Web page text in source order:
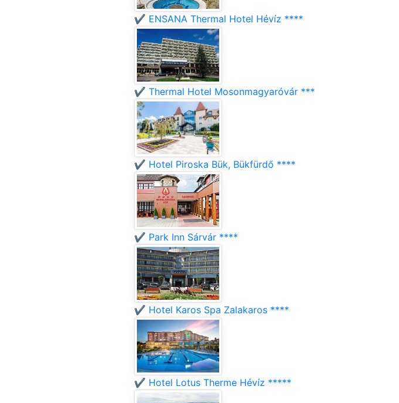
✔️ ENSANA Thermal Hotel Hévíz ****
✔️ Thermal Hotel Mosonmagyaróvár ***
✔️ Hotel Piroska Bük, Bükfürdő ****
✔️ Park Inn Sárvár ****
✔️ Hotel Karos Spa Zalakaros ****
✔️ Hotel Lotus Therme Hévíz *****